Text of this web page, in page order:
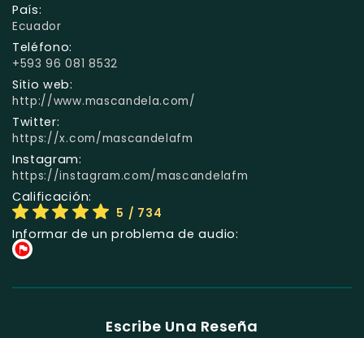
País:
Ecuador
Teléfono:
+593 96 081 8532
Sitio web:
http://www.mascandela.com/
Twitter:
https://x.com/mascandelafm
Instagram:
https://instagram.com/mascandelafm
Calificación:
5 / 734
Informar de un problema de audio:
Escribe Una Reseña